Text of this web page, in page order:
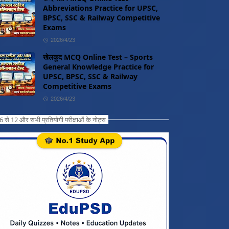
Abbreviations Practice for UPSC,
BPSC, SSC & Railway Competitive
Exams
2026/4/23
खेलकूद MCQ Online Test – Sports
General Knowledge Practice for
UPSC, BPSC, SSC & Railway
Competitive Exams
2026/4/23
6 से 12 और सभी प्रतियोगी परीक्षाओं के नोट्स